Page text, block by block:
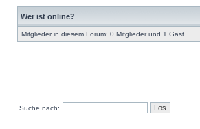
Wer ist online?
Mitglieder in diesem Forum: 0 Mitglieder und 1 Gast
Suche nach: